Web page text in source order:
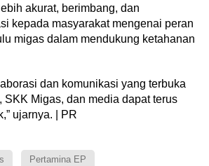
akurat, berimbang, dan
kepada masyarakat mengenai peran
migas dalam mendukung ketahanan
dan komunikasi yang terbuka
SKK Migas, dan media dapat terus
ujarnya. | PR
Pertamina EP